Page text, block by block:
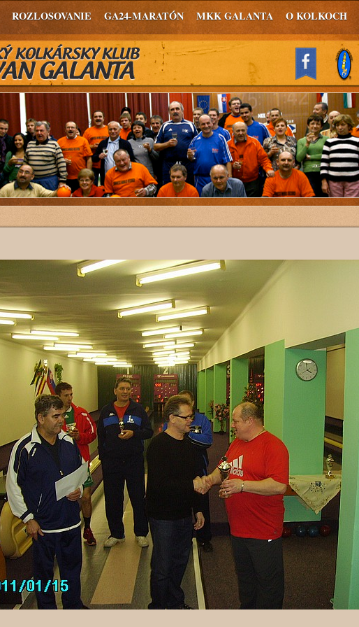
ROZLOSOVANIE GA24-MARATÓN MKK GALANTA O KOLKOCH